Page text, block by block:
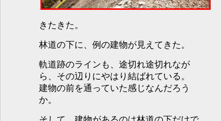
きたきた。
林道の下に、例の建物が見えてきた。
軌道跡のラインも、途切れ途切れなが
ら、その辺りにやはり結ばれている。
建物の前を通っていた感じなんだろう
か。